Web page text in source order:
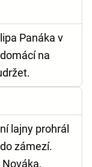
Panáka v
na
lajny prohrál
zámezí.